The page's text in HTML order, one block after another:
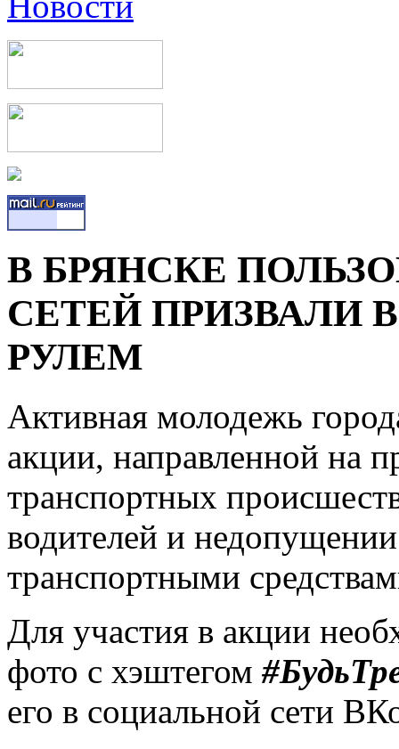
В БРЯНСКЕ
СЕТЕЙ ПРИЗВАЛИ
РУЛЕМ
Активная молодежь
акции, направленной на
транспортных
водителей и
транспортными
Для участия в акции
фото с хэштегом
его в социальной сети